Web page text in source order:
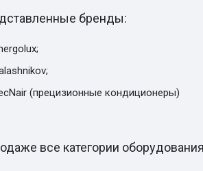
бренды:
(прецизионные кондиционеры)
все категории